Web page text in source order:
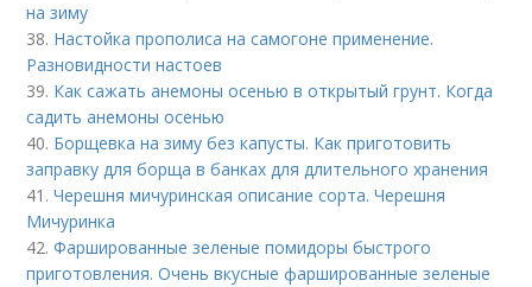
на зиму
38. Настойка прополиса на самогоне применение.
Разновидности настоев
39. Как сажать анемоны осенью в открытый грунт. Когда
садить анемоны осенью
40. Борщевка на зиму без капусты. Как приготовить
заправку для борща в банках для длительного хранения
41.Черешня мичуринская описание сорта. Черешня
Мичуринка
42.Фаршированные зеленые помидоры быстрого
приготовления. Очень вкусные фаршированные зеленые